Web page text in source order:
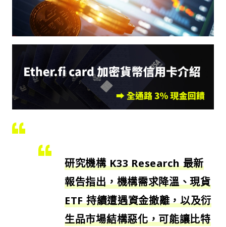
研究機構 K33 Research 最新
報告指出，機構需求降溫、現貨
ETF 持續遭遇資金撤離，以及衍
生品市場結構惡化，可能讓比特